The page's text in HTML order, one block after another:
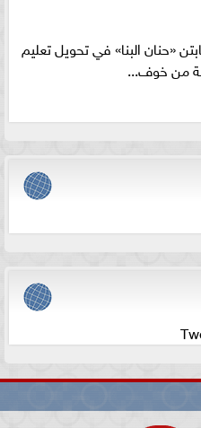
«حنان البنا» في تحويل تعليم
من خوف...